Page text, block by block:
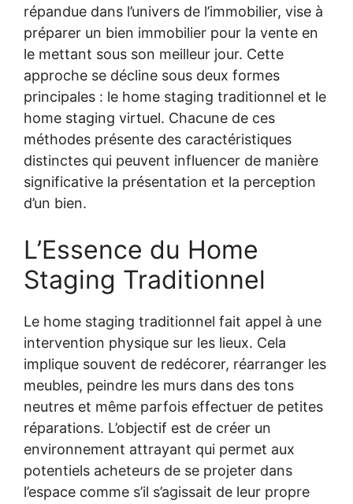
répandue dans l’univers de l’immobilier, vise à
préparer un bien immobilier pour la vente en
le mettant sous son meilleur jour. Cette
approche se décline sous deux formes
principales : le home staging traditionnel et le
home staging virtuel. Chacune de ces
méthodes présente des caractéristiques
distinctes qui peuvent influencer de manière
significative la présentation et la perception
d’un bien.
L’Essence du Home
Staging Traditionnel
Le home staging traditionnel fait appel à une
intervention physique sur les lieux. Cela
implique souvent de redécorer, réarranger les
meubles, peindre les murs dans des tons
neutres et même parfois effectuer de petites
réparations. L’objectif est de créer un
environnement attrayant qui permet aux
potentiels acheteurs de se projeter dans
l’espace comme s’il s’agissait de leur propre